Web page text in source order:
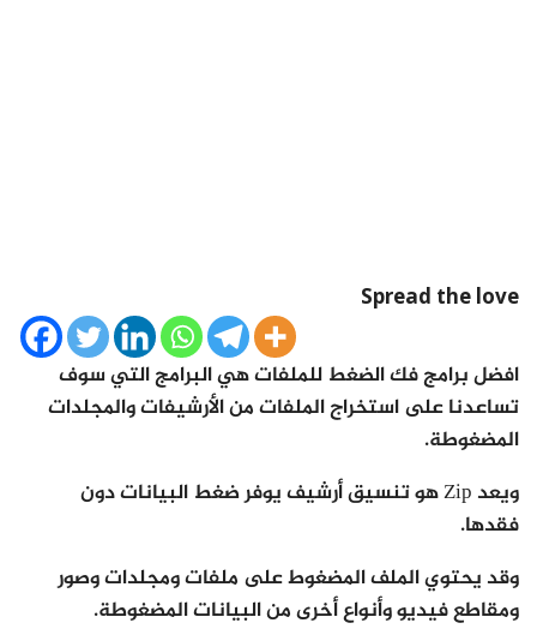
Spread the love
افضل برامج فك الضغط للملفات هي البرامج التي سوف
تساعدنا على استخراج الملفات من الأرشيفات والمجلدات
المضغوطة.
ويعد Zip هو تنسيق أرشيف يوفر ضغط البيانات دون
فقدها.
وقد يحتوي الملف المضغوط على ملفات ومجلدات وصور
ومقاطع فيديو وأنواع أخرى من البيانات المضغوطة.